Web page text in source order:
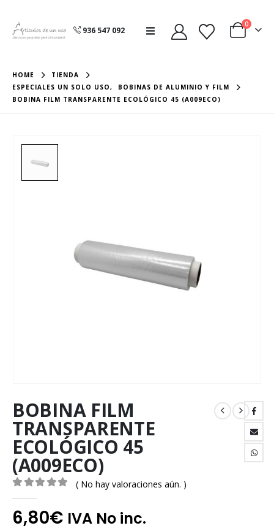
936 547 092
0
HOME
TIENDA
ESPECIALES UN SOLO USO,
BOBINAS DE ALUMINIO Y FILM
BOBINA FILM TRANSPARENTE ECOLÓGICO 45 (A009ECO)
BOBINA FILM
TRANSPARENTE
ECOLÓGICO 45
(A009ECO)
( No hay valoraciones aún. )
6,80€ IVA No inc.